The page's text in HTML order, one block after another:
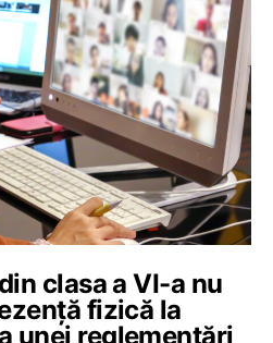
clasa a VI-a nu
fizică la
unei reglementări